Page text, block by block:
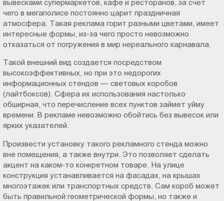
Новороссийске
вывесками супермаркетов, кафе и ресторанов, за счет
чего в мегаполисе постоянно царит праздничная
атмосфера. Такая реклама горит разными цветами, имеет
интересные формы, из-за чего просто невозможно
отказаться от погружения в мир нереального карнавала.
Такой внешний вид создается посредством
высокоэффективных, но при это недорогих
информационных стендов — световых коробов
(лайтбоксов). Сфера их использования настолько
обширная, что перечисление всех пунктов займет уйму
времени. В рекламе невозможно обойтись без вывесок или
ярких указателей.
Произвести установку такого рекламного стенда можно
вне помещения, а также внутри. Это позволяет сделать
акцент на каком-то конкретном товаре. На улице
конструкция устанавливается на фасадах, на крышах
многоэтажек или транспортных средств. Сам короб может
быть правильной геометрической формы, но также и
9.00-
18.00
Сб.,